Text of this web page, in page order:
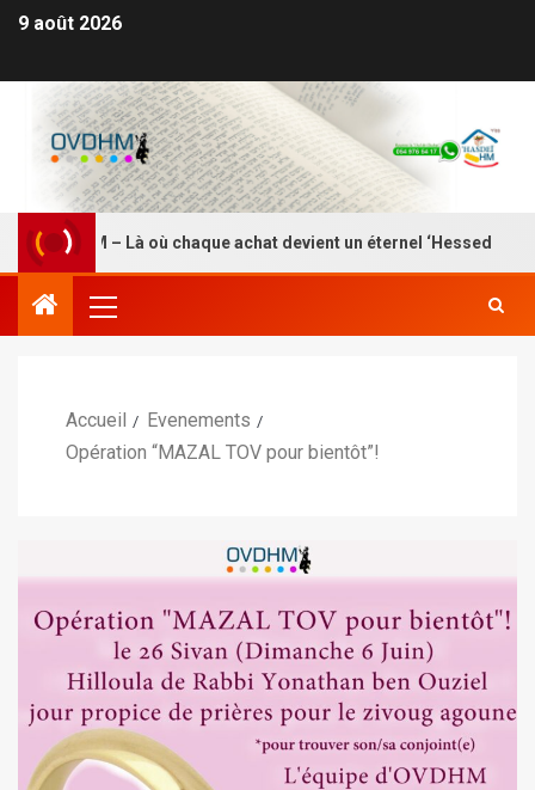
9 août 2026
HM – Là où chaque achat devient un éternel ‘Hessed
Accueil
Evenements
Opération “MAZAL TOV pour bientôt”!